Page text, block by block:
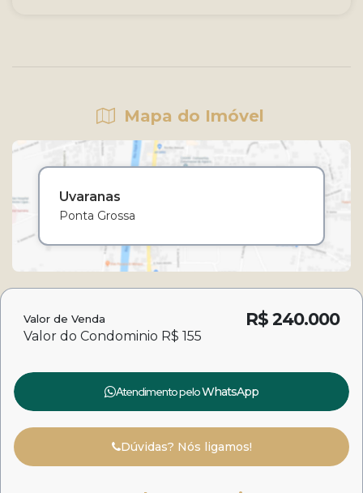
Mapa do Imóvel
Uvaranas
Ponta Grossa
R$ 240.000
Valor de Venda
Valor do Condominio R$ 155
Atendimento peloWhatsApp
Dúvidas? Nós ligamos!